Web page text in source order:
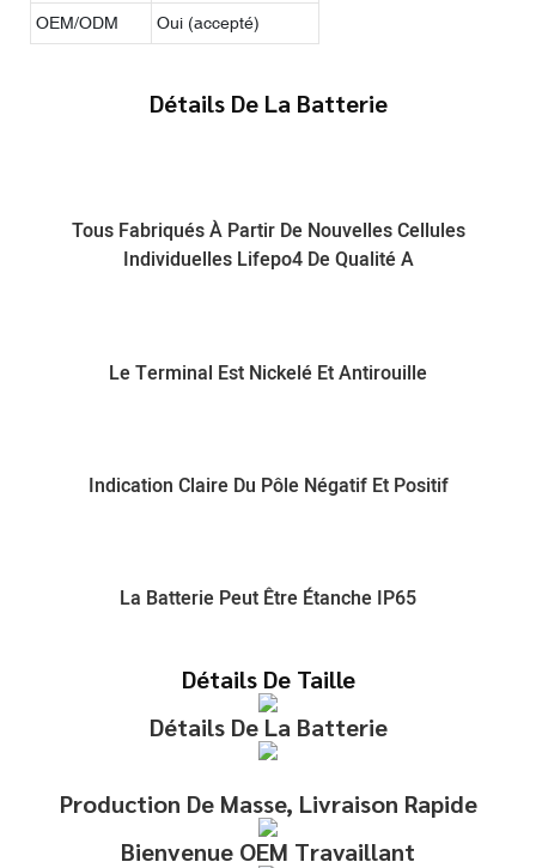
OEM/ODM Oui (accepté)
Détails De La Batterie
Tous Fabriqués À Partir De Nouvelles Cellules
Individuelles Lifepo4 De Qualité A
Le Terminal Est Nickelé Et Antirouille
Indication Claire Du Pôle Négatif Et Positif
La Batterie Peut Être Étanche IP65
Détails De Taille
Détails De La Batterie
Production De Masse, Livraison Rapide
Bienvenue OEM Travaillant